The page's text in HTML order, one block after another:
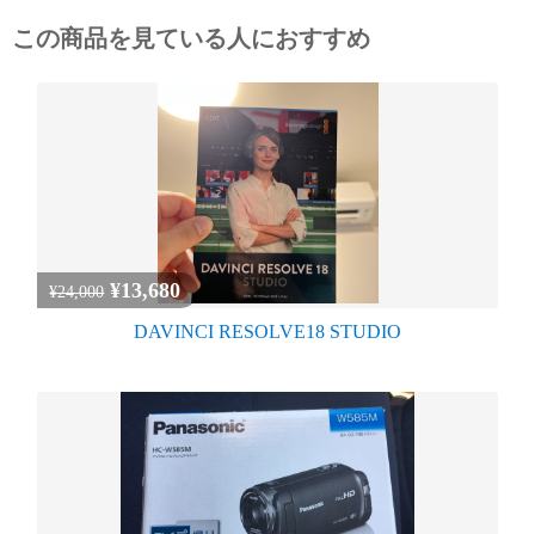
この商品を見ている人におすすめ
¥24,000 ¥13,680
DAVINCI RESOLVE18 STUDIO